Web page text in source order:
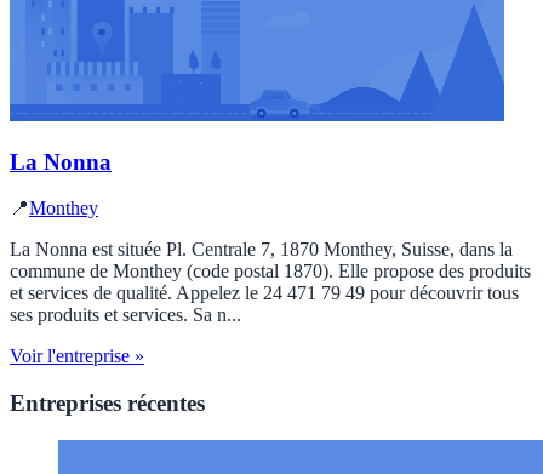
La Nonna
📍Monthey
La Nonna est située Pl. Centrale 7, 1870 Monthey, Suisse, dans la
commune de Monthey (code postal 1870). Elle propose des produits
et services de qualité. Appelez le 24 471 79 49 pour découvrir tous
ses produits et services. Sa n...
Voir l'entreprise »
Entreprises récentes